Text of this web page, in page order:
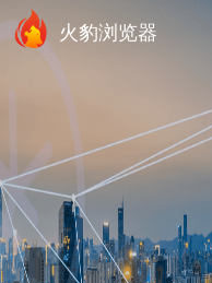
火豹浏览器